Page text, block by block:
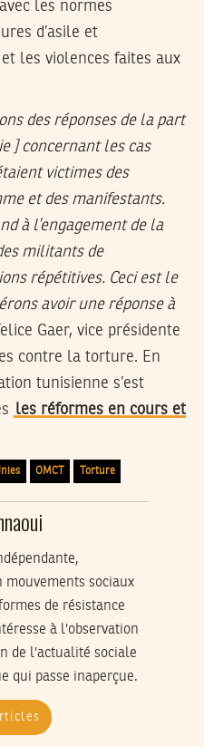
les normes
d’asile et
les violences faites aux
des réponses de la part
] concernant les cas
victimes des
et des manifestants.
à l’engagement de la
militants de
répétitives. Ceci est le
avoir une réponse à
Gaer, vice présidente
contre la torture. En
tunisienne s’est
les réformes en cours et
OMCT Torture
mouvements sociaux
de résistance
à l'observation
de l'actualité sociale
qui passe inaperçue.